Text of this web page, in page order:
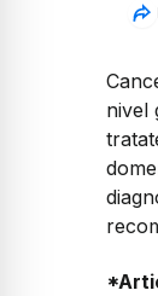
nivel